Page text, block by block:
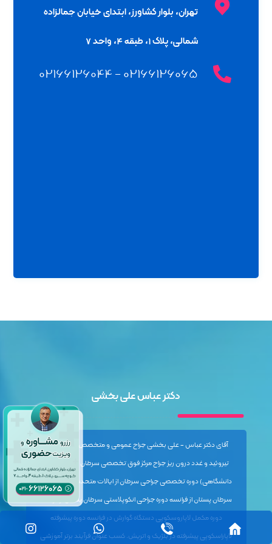
تهران، بلوار کشاورز، ابتدای خیابان جمالزاده
شمالی، پلاک ۱، طبقه ۴، واحد ۷
۰۲۱۶۶۱۲۶۰۶۵ - ۰۲۱۶۶۱۲۶۰۴۴
دکتر عباس علی بخشی
آقای دکتر عباس - علی بخشی جراح عمومی و متخصص سرطان جراح
تیروئید و غدد درون ریز جراح مرکز فوق تخصصی سرطان پستان (جهاد
دانشگاهی) دوره تخصصی جراحی سرطان از ایالات متحده دوره پیشرفته
سرطان پستان از فرانسه دوره جراحی انکوپلاستی سرطان پستان از فرانسه
دوره مکمل لاپاروسکوپی دستگاه گوارش در فرانسه دوره پیشرفته
لاپاراسکوپی پیشرفته در بلژیک و اتریش. کسب عنوان فرآیند برتر آموزشی